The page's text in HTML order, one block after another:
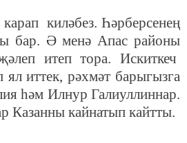
киләбез. Һәрберсенең
бар. Ә менә Апас районы
итеп тора. Искиткеч
ял иттек, рәхмәт барыгызга
һәм Илнур Галиуллиннар.
Казанны кайнатып кайтты.